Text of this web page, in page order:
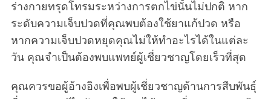
ร่างกายทรุดโทรมระหว่างการตกไข่นั้นไม่ปกติ หาก
ระดับความเจ็บปวดที่คุณพบต้องใช้ยาแก้ปวด หรือ
หากความเจ็บปวดหยุดคุณไม่ให้ทำอะไรได้ในแต่ละ
วัน คุณจำเป็นต้องพบแพทย์ผู้เชี่ยวชาญโดยเร็วที่สุด
คุณควรขอผู้อ้างอิงเพื่อพบผู้เชี่ยวชาญด้านการสืบพันธุ์